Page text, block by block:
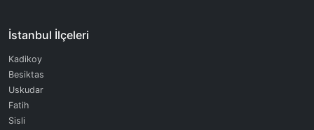
İstanbul İlçeleri
Kadikoy
Besiktas
Uskudar
Fatih
Sisli